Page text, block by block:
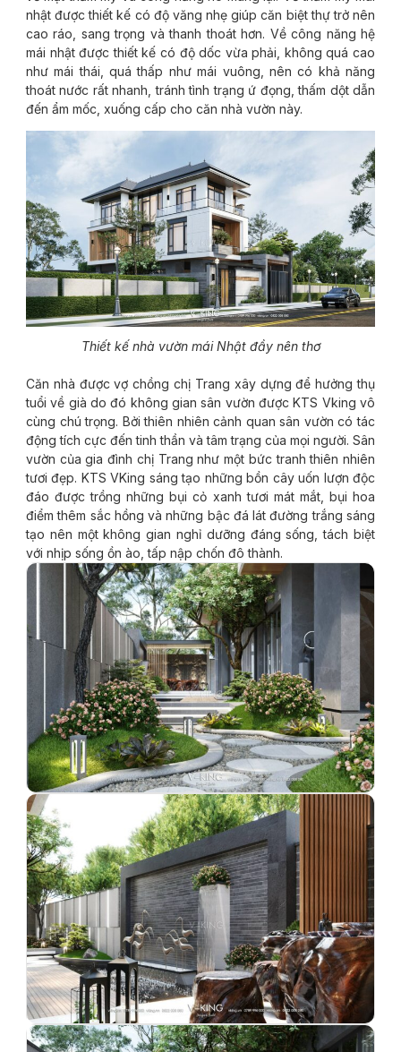
nhật được thiết kế có độ văng nhẹ giúp căn biệt thự trở nên
cao ráo, sang trọng và thanh thoát hơn. Về công năng hệ
mái nhật được thiết kế có độ dốc vừa phải, không quá cao
như mái thái, quá thấp như mái vuông, nên có khả năng
thoát nước rất nhanh, tránh tình trạng ứ đọng, thấm dột dẫn
đến ẩm mốc, xuống cấp cho căn nhà vườn này.
Thiết kế nhà vườn mái Nhật đầy nên thơ
Căn nhà được vợ chồng chị Trang xây dựng để hưởng thụ
tuổi về già do đó không gian sân vườn được KTS Vking vô
cùng chú trọng. Bởi thiên nhiên cảnh quan sân vườn có tác
động tích cực đến tinh thần và tâm trạng của mọi người. Sân
vườn của gia đình chị Trang như một bức tranh thiên nhiên
tươi đẹp. KTS VKing sáng tạo những bồn cây uốn lượn độc
đáo được trồng những bụi cỏ xanh tươi mát mắt, bụi hoa
điểm thêm sắc hồng và những bậc đá lát đường trắng sáng
tạo nên một không gian nghỉ dưỡng đáng sống, tách biệt
với nhịp sống ồn ào, tấp nập chốn đô thành.